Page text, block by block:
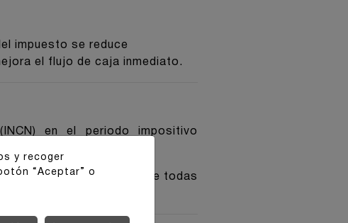
impuesto se reduce
el flujo de caja inmediato.
en el periodo impositivo
sumando la facturación de todas
y recoger
“Aceptar” o